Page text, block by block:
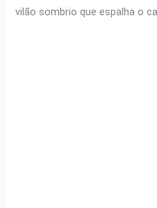
vilão sombrio que espalha o